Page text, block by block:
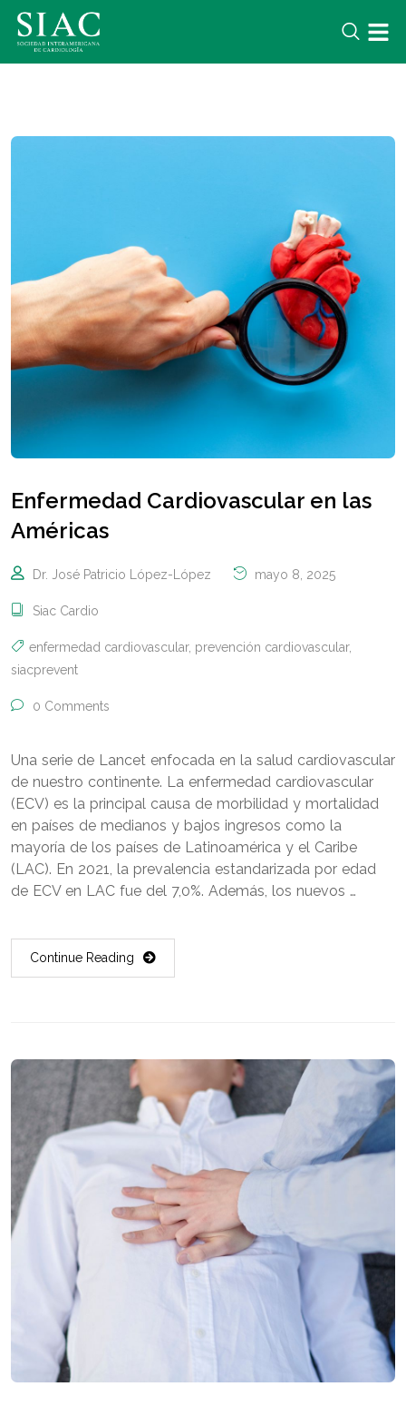
Enfermedad Cardiovascular en las
Américas
Dr. José Patricio López-López mayo 8, 2025
Siac Cardio
enfermedad cardiovascular, prevención cardiovascular,
siacprevent
0 Comments
Una serie de Lancet enfocada en la salud cardiovascular
de nuestro continente. La enfermedad cardiovascular
(ECV) es la principal causa de morbilidad y mortalidad
en países de medianos y bajos ingresos como la
mayoría de los países de Latinoamérica y el Caribe
(LAC). En 2021, la prevalencia estandarizada por edad
de ECV en LAC fue del 7,0%. Además, los nuevos …
Continue Reading